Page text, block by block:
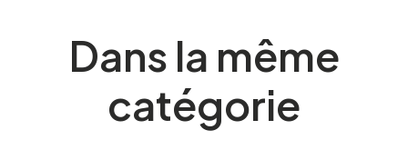
Dans la même
catégorie